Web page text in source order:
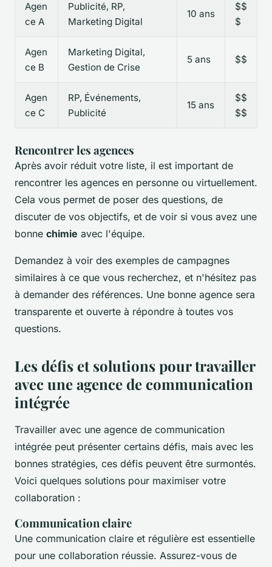
Agen
ce A
Publicité, RP,
Marketing Digital
10 ans
$$
$
Agen
ce B
Marketing Digital,
Gestion de Crise
5 ans $$
Agen
ce C
RP, Événements,
Publicité
15 ans
$$
$$
Rencontrer les agences
Après avoir réduit votre liste, il est important de
rencontrer les agences en personne ou virtuellement.
Cela vous permet de poser des questions, de
discuter de vos objectifs, et de voir si vous avez une
bonne chimie avec l'équipe.
Demandez à voir des exemples de campagnes
similaires à ce que vous recherchez, et n'hésitez pas
à demander des références. Une bonne agence sera
transparente et ouverte à répondre à toutes vos
questions.
Les défis et solutions pour travailler
avec une agence de communication
intégrée
Travailler avec une agence de communication
intégrée peut présenter certains défis, mais avec les
bonnes stratégies, ces défis peuvent être surmontés.
Voici quelques solutions pour maximiser votre
collaboration :
Communication claire
Une communication claire et régulière est essentielle
pour une collaboration réussie. Assurez-vous de